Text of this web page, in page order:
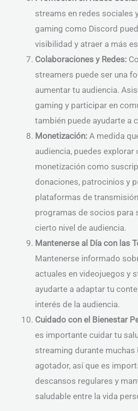
streams en redes sociales
gaming como Discord
visibilidad y atraer a más
Colaboraciones y Redes:
streamers puede ser una
aumentar tu audiencia.
gaming y participar en
también puede ayudarte a
Monetización: A medida
audiencia, puedes explorar
monetización como
donaciones, patrocinios y
plataformas de
programas de socios para
cierto nivel de audiencia.
Mantenerse al Día con las
Mantenerse informado
actuales en videojuegos y
ayudarte a adaptar tu
interés de la audiencia.
Cuidado con el Bienestar
es importante cuidar tu
streaming durante muchas
agotador, así que es
descansos regulares y
saludable entre la vida